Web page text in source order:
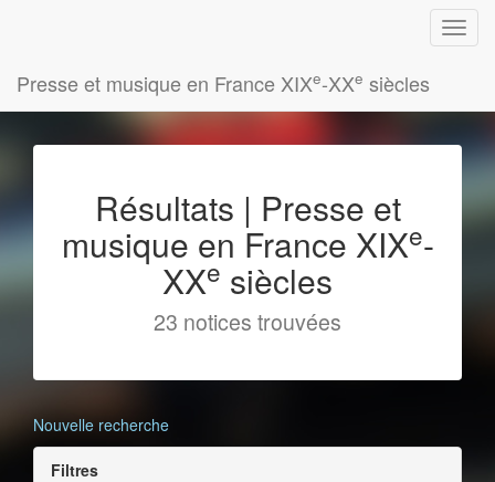
Presse et musique en France XIXe-XXe siècles
Résultats | Presse et
musique en France XIXe-
XXe siècles
23 notices trouvées
Nouvelle recherche
Filtres